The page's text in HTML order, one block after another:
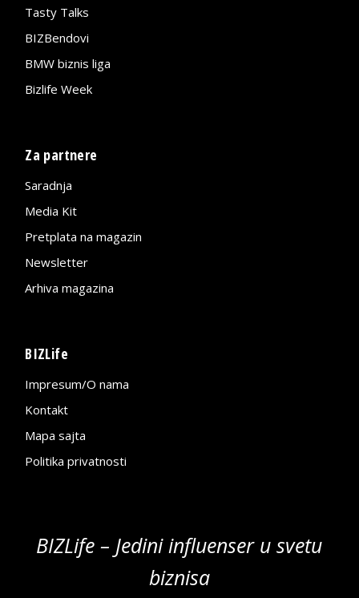
Tasty Talks
BIZBendovi
BMW biznis liga
Bizlife Week
Za partnere
Saradnja
Media Kit
Pretplata na magazin
Newsletter
Arhiva magazina
BIZLife
Impresum/O nama
Kontakt
Mapa sajta
Politika privatnosti
BIZLife – Jedini influenser u svetu
biznisa